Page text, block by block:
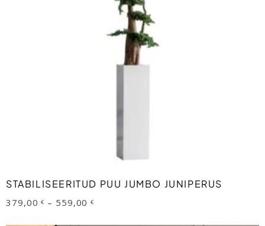
VALI
This
product
may
chosen
STABILISEERITUD PUU JUMBO JUNIPERUS
379,00€ – 559,00€